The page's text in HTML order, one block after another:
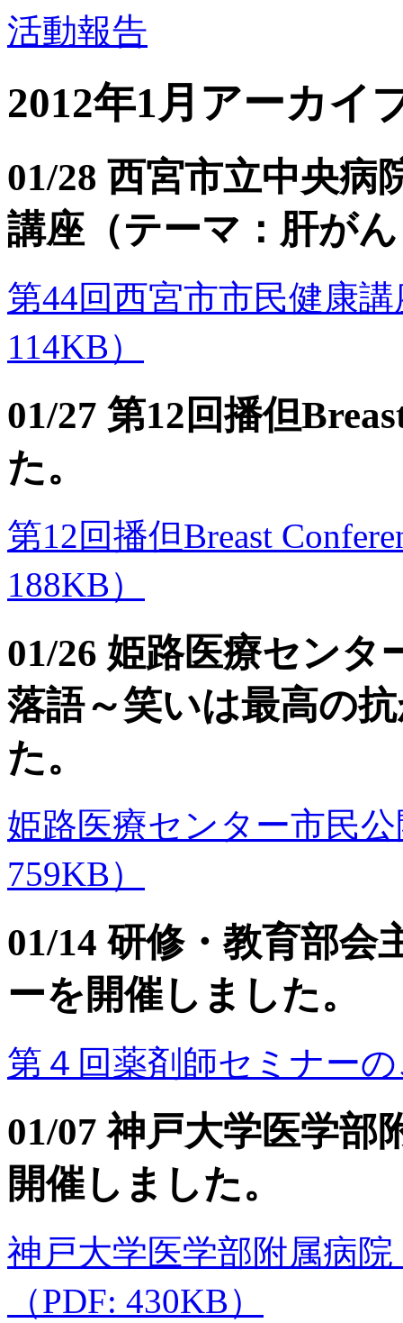
活動報告
2012年1月アーカイ
01/28 西宮市立中央
講座（テーマ：肝が
第44回西宮市市民健康講
114KB）
01/27 第12回播但
た。
第12回播但Breast
188KB）
01/26 姫路医療センタ
落語～笑いは最高の
た。
姫路医療センター市民
759KB）
01/14 研修・教育部
ーを開催しました。
第４回薬剤師セミナーの
01/07 神戸大学医学
開催しました。
神戸大学医学部附属病
（PDF: 430KB）